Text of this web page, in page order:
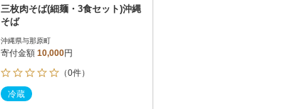
三枚肉そば(細麺・3食セット)沖縄
そば
沖縄県与那原町
寄付金額 10,000円
（0件）
冷蔵